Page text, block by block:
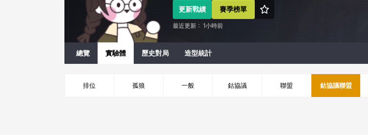
更新戰績 賽季榜單
最近更新： 1小時前
總覽 實驗體 歷史對局 造型統計
排位 孤狼 一般 鈷協議 聯盟 鈷協議聯盟